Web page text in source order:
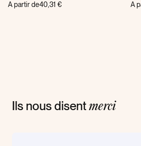
A partir de40,31 € A
Ils nous disent merci